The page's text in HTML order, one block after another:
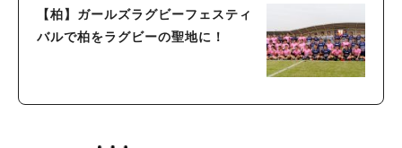
【柏】ガールズラグビーフェスティ
バルで柏をラグビーの聖地に！